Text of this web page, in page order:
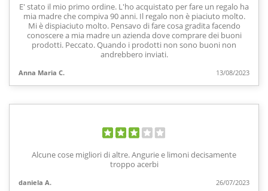
E' stato il mio primo ordine. L'ho acquistato per fare un regalo ha
mia madre che compiva 90 anni. Il regalo non è piaciuto molto.
Mi è dispiaciuto molto. Pensavo di fare cosa gradita facendo
conoscere a mia madre un azienda dove comprare dei buoni
prodotti. Peccato. Quando i prodotti non sono buoni non
andrebbero inviati.
Anna Maria C. 13/08/2023
Alcune cose migliori di altre. Angurie e limoni decisamente
troppo acerbi
daniela A. 26/07/2023